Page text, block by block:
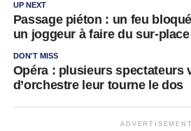
UP NEXT
Passage piéton : un feu
un joggeur à faire du sur-
DON'T MISS
Opéra : plusieurs spectateurs
d’orchestre leur tourne le dos
ADVERTISEMENT